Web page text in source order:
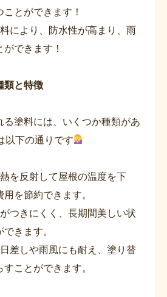
とができます！
により、防水性が高まり、雨
できます！
類と特徴
る塗料には、いくつか種類があ
以下の通りです
を反射して屋根の温度を下
を節約できます。
つきにくく、長期間美しい状
きます。
差しや雨風にも耐え、塗り替
ことができます。